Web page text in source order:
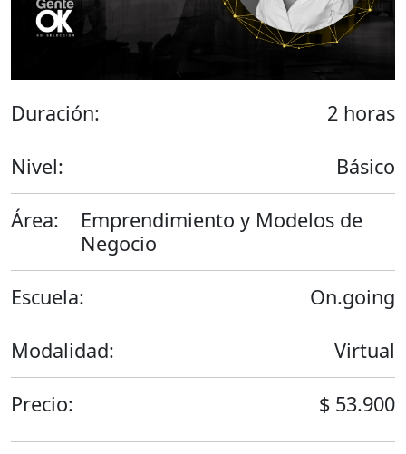
Duración: 2 horas
Nivel: Básico
Área:
Emprendimiento y Modelos de
Negocio
Escuela: On.going
Modalidad: Virtual
Precio: $ 53.900